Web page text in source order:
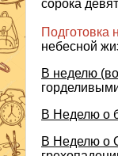
сорока
Подготовка
небесной
В неделю
В Неделю о
В Неделю о